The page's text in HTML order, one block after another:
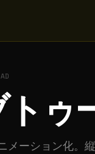
ゥ
メーション化。